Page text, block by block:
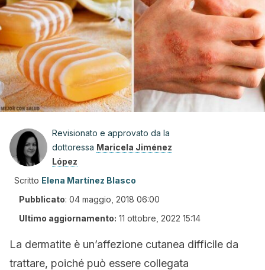
Revisionato e approvato da la
dottoressa Maricela Jiménez
López
Scritto Elena Martínez Blasco
Pubblicato: 04 maggio, 2018 06:00
Ultimo aggiornamento: 11 ottobre, 2022 15:14
La dermatite è un’affezione cutanea difficile da
trattare, poiché può essere collegata